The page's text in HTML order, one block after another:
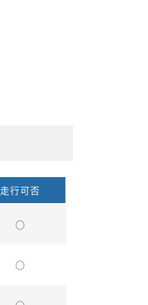
走行可否
○
○